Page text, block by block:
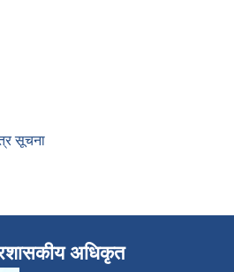
सूचना
अधिकृत